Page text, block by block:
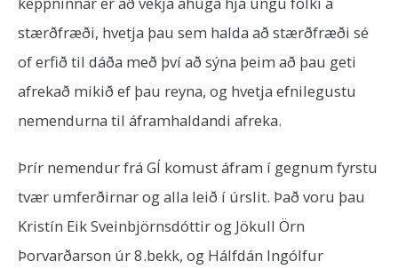
stærðfræði, hvetja þau sem halda að stærðfræði sé
of erfið til dáða með því að sýna þeim að þau geti
afrekað mikið ef þau reyna, og hvetja efnilegustu
nemendurna til áframhaldandi afreka.
Þrír nemendur frá GÍ komust áfram í gegnum fyrstu
tvær umferðirnar og alla leið í úrslit. Það voru þau
Kristín Eik Sveinbjörnsdóttir og Jökull Örn
Þorvarðarson úr 8.bekk, og Hálfdán Ingólfur